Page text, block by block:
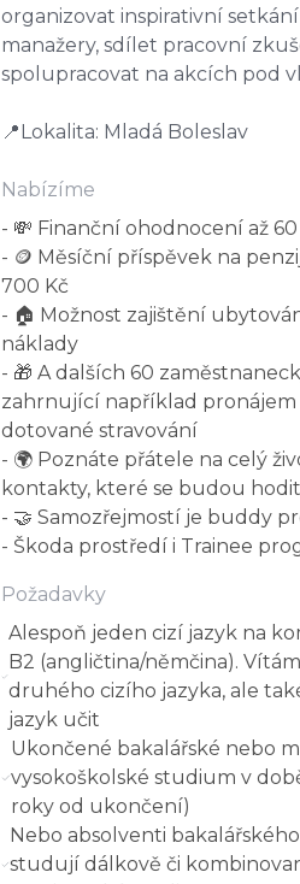
organizovat inspirativní
manažery, sdílet pracovní
spolupracovat na akcích pod
📍Lokalita: Mladá Boleslav
Nabízíme
- 💸 Finanční ohodnocení až
- 🪙 Měsíční příspěvek na
700 Kč
- 🏠 Možnost zajištění
náklady
- 🎁 A dalších 60
zahrnující například
dotované stravování
- 🌍 Poznáte přátele na celý
kontakty, které se budou
- 🤝 Samozřejmostí je buddy
- Škoda prostředí i Trainee
Požadavky
Alespoň jeden cizí jazyk na
B2 (angličtina/němčina).
druhého cizího jazyka, ale
jazyk učit
Ukončené bakalářské nebo
vysokoškolské studium v
roky od ukončení)
Nebo absolventi
studují dálkově či